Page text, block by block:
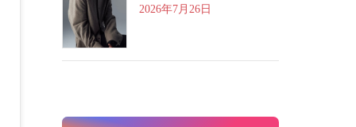
2026年7月26日